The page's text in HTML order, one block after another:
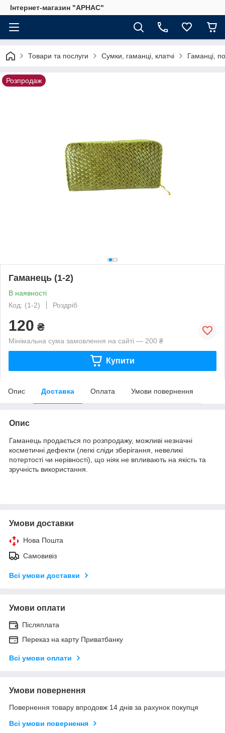
Інтернет-магазин "АРНАС"
Товари та послуги Сумки, гаманці, клатчі Гаманці,
Розпродаж
Гаманець (1-2)
В наявності
Код: (1-2)
Роздріб
120 ₴
Мінімальна сума замовлення на сайті — 200 ₴
Купити
Опис Доставка Оплата Умови повернення
Опис
Гаманець продається по розпродажу, можливі незначні
косметичні дефекти (легкі сліди зберігання, невеликі
потертості чи нерівності), що ніяк не впливають на якість та
зручність використання.
Умови доставки
Нова Пошта
Самовивіз
Всі умови доставки
Умови оплати
Післяплата
Переказ на карту Приватбанку
Всі умови оплати
Умови повернення
Повернення товару впродовж 14 днів за рахунок покупця
Всі умови повернення